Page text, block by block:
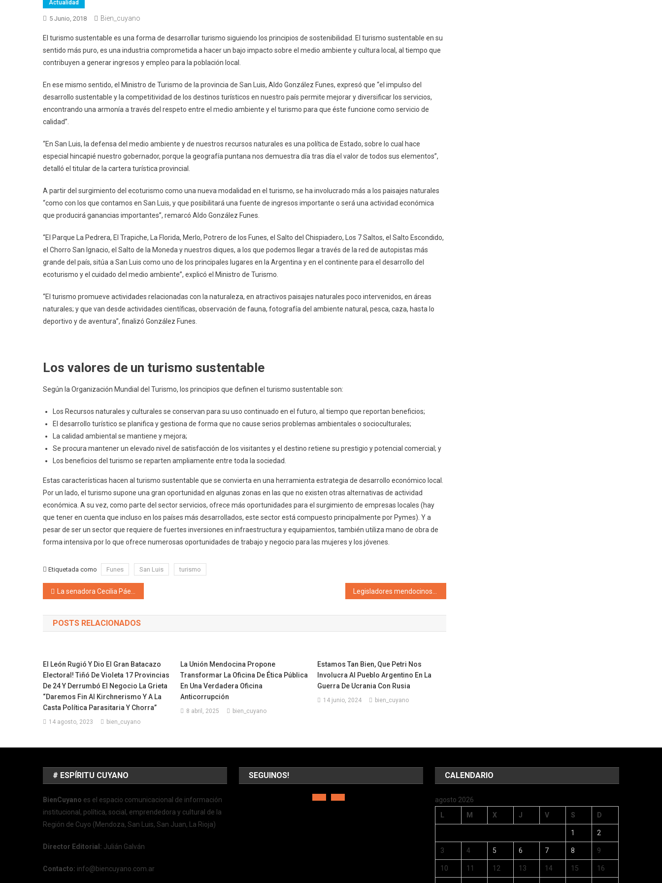
Actualidad
5 Junio, 2018 Bien_cuyano
El turismo sustentable es una forma de desarrollar turismo siguiendo los principios de sostenibilidad. El turismo sustentable en su
sentido más puro, es una industria comprometida a hacer un bajo impacto sobre el medio ambiente y cultura local, al tiempo que
contribuyen a generar ingresos y empleo para la población local.
En ese mismo sentido, el Ministro de Turismo de la provincia de San Luis, Aldo González Funes, expresó que “el impulso del
desarrollo sustentable y la competitividad de los destinos turísticos en nuestro país permite mejorar y diversificar los servicios,
encontrando una armonía a través del respeto entre el medio ambiente y el turismo para que éste funcione como servicio de
calidad”.
“En San Luis, la defensa del medio ambiente y de nuestros recursos naturales es una política de Estado, sobre lo cual hace
especial hincapié nuestro gobernador, porque la geografía puntana nos demuestra día tras día el valor de todos sus elementos”,
detalló el titular de la cartera turística provincial.
A partir del surgimiento del ecoturismo como una nueva modalidad en el turismo, se ha involucrado más a los paisajes naturales
“como con los que contamos en San Luis, y que posibilitará una fuente de ingresos importante o será una actividad económica
que producirá ganancias importantes”, remarcó Aldo González Funes.
“El Parque La Pedrera, El Trapiche, La Florida, Merlo, Potrero de los Funes, el Salto del Chispiadero, Los 7 Saltos, el Salto Escondido,
el Chorro San Ignacio, el Salto de la Moneda y nuestros diques, a los que podemos llegar a través de la red de autopistas más
grande del país, sitúa a San Luis como uno de los principales lugares en la Argentina y en el continente para el desarrollo del
ecoturismo y el cuidado del medio ambiente”, explicó el Ministro de Turismo.
“El turismo promueve actividades relacionadas con la naturaleza, en atractivos paisajes naturales poco intervenidos, en áreas
naturales; y que van desde actividades científicas, observación de fauna, fotografía del ambiente natural, pesca, caza, hasta lo
deportivo y de aventura”, finalizó González Funes.
Los valores de un turismo sustentable
Según la Organización Mundial del Turismo, los principios que definen el turismo sustentable son:
Los Recursos naturales y culturales se conservan para su uso continuado en el futuro, al tiempo que reportan beneficios;
El desarrollo turístico se planifica y gestiona de forma que no cause serios problemas ambientales o socioculturales;
La calidad ambiental se mantiene y mejora;
Se procura mantener un elevado nivel de satisfacción de los visitantes y el destino retiene su prestigio y potencial comercial; y
Los beneficios del turismo se reparten ampliamente entre toda la sociedad.
Estas características hacen al turismo sustentable que se convierta en una herramienta estrategia de desarrollo económico local.
Por un lado, el turismo supone una gran oportunidad en algunas zonas en las que no existen otras alternativas de actividad
económica. A su vez, como parte del sector servicios, ofrece más oportunidades para el surgimiento de empresas locales (hay
que tener en cuenta que incluso en los países más desarrollados, este sector está compuesto principalmente por Pymes). Y a
pesar de ser un sector que requiere de fuertes inversiones en infraestructura y equipamientos, también utiliza mano de obra de
forma intensiva por lo que ofrece numerosas oportunidades de trabajo y negocio para las mujeres y los jóvenes.
Etiquetada como Funes San Luis turismo
Navegación de entradas
La senadora Cecilia Páez propone bautizar una rotonda de la ciudad de Mendoza con el nombre del fiscal Alberto Nisman
POSTS RELACIONADOS
El León Rugió Y Dio El Gran Batacazo
Electoral! Tiñó De Violeta 17 Provincias
De 24 Y Derrumbó El Negocio La Grieta
“Daremos Fin Al Kirchnerismo Y A La
Casta Política Parasitaria Y Chorra”
14 agosto, 2023 bien_cuyano
La Unión Mendocina Propone
Transformar La Oficina De Ética Pública
En Una Verdadera Oficina
Anticorrupción
8 abril, 2025 bien_cuyano
Estamos Tan Bien, Que Petri Nos
Involucra Al Pueblo Argentino En La
Guerra De Ucrania Con Rusia
14 junio, 2024 bien_cuyano
# ESPÍRITU CUYANO
BienCuyano es el espacio comunicacional de información
institucional, política, social, emprendedora y cultural de la
Región de Cuyo (Mendoza, San Luis, San Juan, La Rioja)
Director Editorial: Julián Galván
Contacto: info@biencuyano.com.ar
SEGUINOS! CALENDARIO
agosto 2026
L
M X J V S D
1 2
3 4 5 6 7 8 9
10 11 12 13 14 15 16